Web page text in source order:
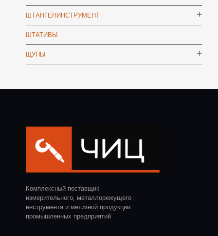
ШТАНГЕНИНСТРУМЕНТ
ШТАТИВЫ
ЩУПЫ
Комплексный поставщик
измерительного, металлорежущего
инструмента и метизной продукции
промышленных предприятий